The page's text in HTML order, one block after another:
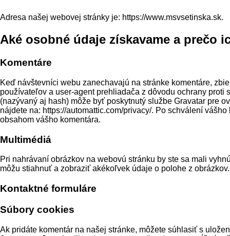
Adresa našej webovej stránky je: https://www.msvsetinska.sk.
Aké osobné údaje získavame a prečo
Komentáre
Keď návštevníci webu zanechavajú na stránke komentáre,
používateľov a user-agent prehliadača z dôvodu ochrany
(nazývaný aj hash) môže byť poskytnutý službe Gravatar pre
nájdete na: https://automattic.com/privacy/. Po schválení
obsahom vášho komentára.
Multimédiá
Pri nahrávaní obrázkov na webovú stránku by ste sa mali
môžu stiahnuť a zobraziť akékoľvek údaje o polohe z obrázkov.
Kontaktné formuláre
Súbory cookies
Ak pridáte komentár na našej stránke, môžete súhlasiť s